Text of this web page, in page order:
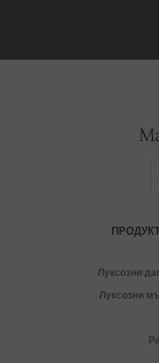
Луксозни
Луксозни